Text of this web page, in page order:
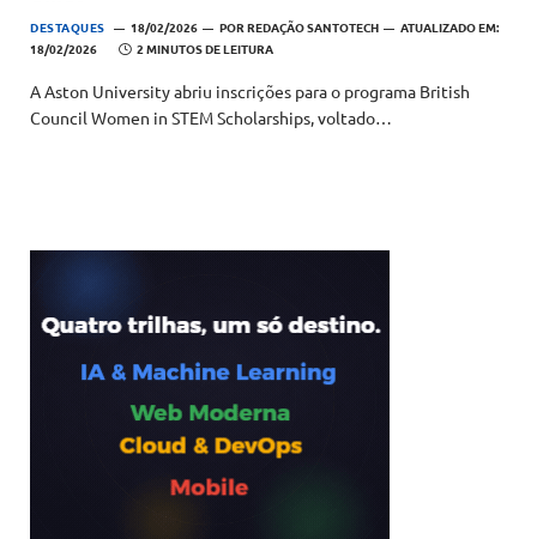
DESTAQUES 18/02/2026 POR REDAÇÃO SANTOTECH
ATUALIZADO EM:
18/02/2026
2 MINUTOS DE LEITURA
A Aston University abriu inscrições para o programa British
Council Women in STEM Scholarships, voltado…